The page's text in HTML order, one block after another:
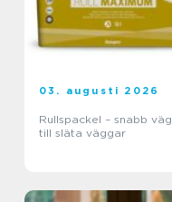
03. augusti 2026
Rullspackel – snabb väg
till släta väggar